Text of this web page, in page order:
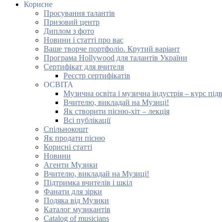
Корисне
Просування талантів
Призовий центр
Диплом з фото
Новини і статті про вас
Ваше творче портфоліо. Крутий варіант
Програма Hollywood для талантів України
Сертифікат для вчителя
Реєстр сертифікатів
ОСВІТА
Музична освіта і музична індустрія – курс
Вчителю, викладай на Музиці!
Як створити пісню-хіт – лекція
Всі публікації
Спільнокошт
Як продати пісню
Корисні статті
Новини
Агенти Музики
Вчителю, викладай на Музиці!
Підтримка вчителів і шкіл
Фанати для зірки
Подяка від Музики
Каталог музикантів
Catalog of musicians